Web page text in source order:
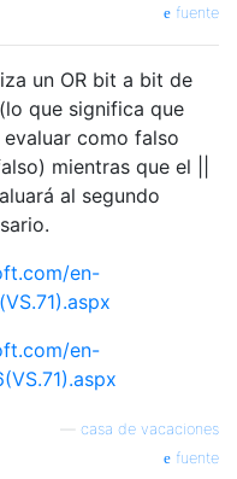
fuente
un OR bit a bit de
que significa que
como falso
mientras que el ||
al segundo
en-
en-
casa de vacaciones
fuente